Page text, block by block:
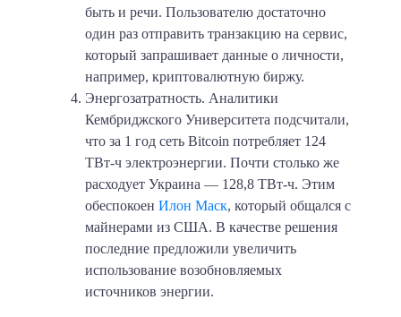
быть и речи. Пользователю достаточно
один раз отправить транзакцию на сервис,
который запрашивает данные о личности,
например, криптовалютную биржу.
Энергозатратность. Аналитики
Кембриджского Университета подсчитали,
что за 1 год сеть Bitcoin потребляет 124
ТВт-ч электроэнергии. Почти столько же
расходует Украина — 128,8 ТВт-ч. Этим
обеспокоен Илон Маск, который общался с
майнерами из США. В качестве решения
последние предложили увеличить
использование возобновляемых
источников энергии.